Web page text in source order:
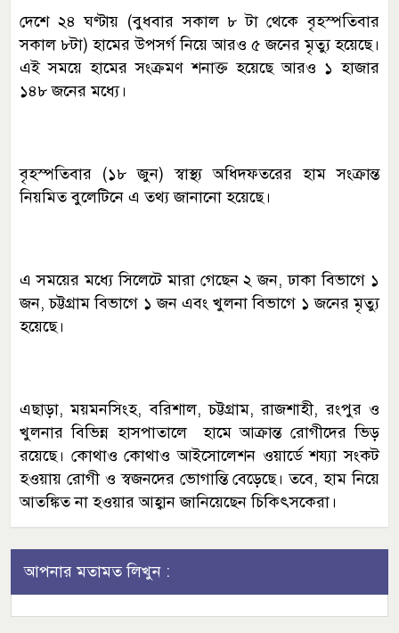
দেশে ২৪ ঘণ্টায় (বুধবার সকাল ৮ টা থেকে বৃহস্পতিবার
সকাল ৮টা) হামের উপসর্গ নিয়ে আরও ৫ জনের মৃত্যু হয়েছে।
এই সময়ে হামের সংক্রমণ শনাক্ত হয়েছে আরও ১ হাজার
১৪৮ জনের মধ্যে।
বৃহস্পতিবার (১৮ জুন) স্বাস্থ্য অধিদফতরের হাম সংক্রান্ত
নিয়মিত বুলেটিনে এ তথ্য জানানো হয়েছে।
এ সময়ের মধ্যে সিলেটে মারা গেছেন ২ জন, ঢাকা বিভাগে ১
জন, চট্টগ্রাম বিভাগে ১ জন এবং খুলনা বিভাগে ১ জনের মৃত্যু
হয়েছে।
এছাড়া, ময়মনসিংহ, বরিশাল, চট্টগ্রাম, রাজশাহী, রংপুর ও
খুলনার বিভিন্ন হাসপাতালে হামে আক্রান্ত রোগীদের ভিড়
রয়েছে। কোথাও কোথাও আইসোলেশন ওয়ার্ডে শয্যা সংকট
হওয়ায় রোগী ও স্বজনদের ভোগান্তি বেড়েছে। তবে, হাম নিয়ে
আতঙ্কিত না হওয়ার আহ্বান জানিয়েছেন চিকিৎসকেরা।
আপনার মতামত লিখুন :